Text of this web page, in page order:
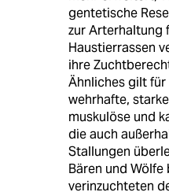
gentetische
zur Arterhaltung
Haustierrassen
ihre
Ähnliches gilt
wehrhafte,
muskulöse und
die auch
Stallungen
Bären und Wölfe
verinzuchteten